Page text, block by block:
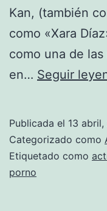
Kan, (también
como «Xara
como una de
en… Seguir
Publicada el 13 abril,
Categorizado como
Etiquetado como
porno